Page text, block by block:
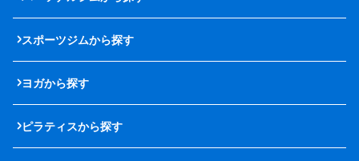
スポーツジムから探す
ヨガから探す
ピラティスから探す